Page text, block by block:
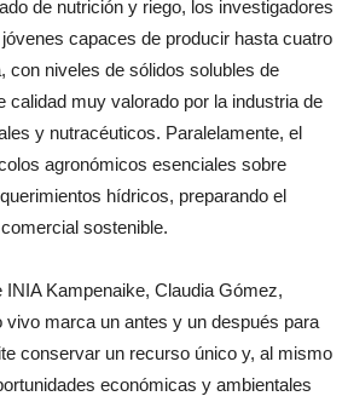
de nutrición y riego, los investigadores
capaces de producir hasta cuatro
con niveles de sólidos solubles de
calidad muy valorado por la industria de
y nutracéuticos. Paralelamente, el
agronómicos esenciales sobre
hídricos, preparando el
sostenible.
INIA Kampenaike, Claudia Gómez,
vivo marca un antes y un después para
conservar un recurso único y, al mismo
económicas y ambientales